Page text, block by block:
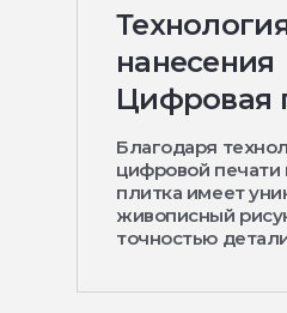
нанесения
Цифровая
Благодаря
цифровой печати
плитка имеет
живописный
точностью